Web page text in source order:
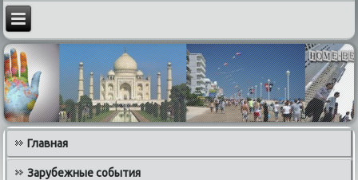
Главная
Зарубежные события